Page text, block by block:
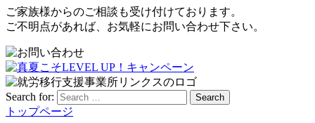
ご家族様からのご相談も受け付けております。
ご不明点があれば、お気軽にお問い合わせ下さい。
Search for: Search
トップページ